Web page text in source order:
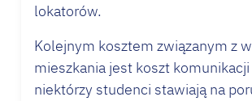
lokatorów.
Kolejnym kosztem związanym z
mieszkania jest koszt
niektórzy studenci stawiają na